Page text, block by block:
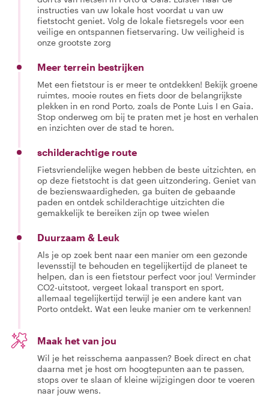
instructies van uw lokale host voordat u van uw
fietstocht geniet. Volg de lokale fietsregels voor een
veilige en ontspannen fietservaring. Uw veiligheid is
onze grootste zorg
Meer terrein bestrijken
Met een fietstour is er meer te ontdekken! Bekijk groene
ruimtes, mooie routes en fiets door de belangrijkste
plekken in en rond Porto, zoals de Ponte Luis I en Gaia.
Stop onderweg om bij te praten met je host en verhalen
en inzichten over de stad te horen.
schilderachtige route
Fietsvriendelijke wegen hebben de beste uitzichten, en
op deze fietstocht is dat geen uitzondering. Geniet van
de bezienswaardigheden, ga buiten de gebaande
paden en ontdek schilderachtige uitzichten die
gemakkelijk te bereiken zijn op twee wielen
Duurzaam & Leuk
Als je op zoek bent naar een manier om een gezonde
levensstijl te behouden en tegelijkertijd de planeet te
helpen, dan is een fietstour perfect voor jou! Verminder
CO2-uitstoot, vergeet lokaal transport en sport,
allemaal tegelijkertijd terwijl je een andere kant van
Porto ontdekt. Wat een leuke manier om te verkennen!
Maak het van jou
Wil je het reisschema aanpassen? Boek direct en chat
daarna met je host om hoogtepunten aan te passen,
stops over te slaan of kleine wijzigingen door te voeren
naar jouw wens.